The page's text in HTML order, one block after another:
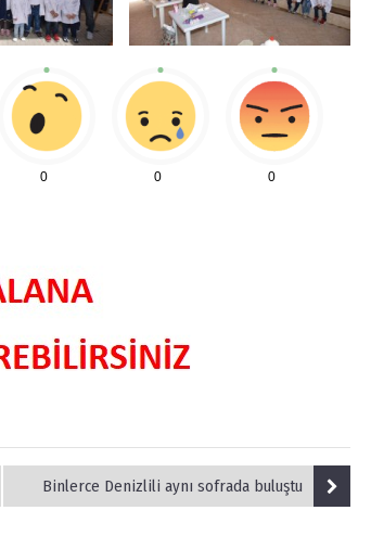
0 0 0
Binlerce Denizlili aynı sofrada buluştu